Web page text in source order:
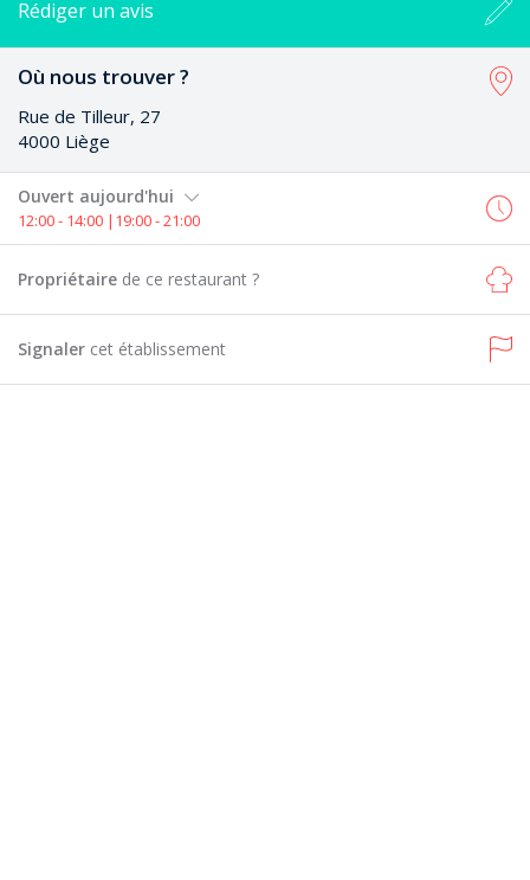
Rédiger un avis
Où nous trouver ?
Rue de Tilleur, 27
4000 Liège
Ouvert aujourd'hui
12:00 - 14:00 |19:00 - 21:00
Propriétaire de ce restaurant ?
Signaler cet établissement